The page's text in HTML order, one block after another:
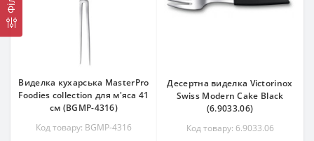
Виделка кухарська MasterPro
Foodies collection для м'яса 41
см (BGMP-4316)
Код товару: BGMP-4316
Десертна виделка Victorinox
Swiss Modern Cake Black
(6.9033.06)
Код товару: 6.9033.06